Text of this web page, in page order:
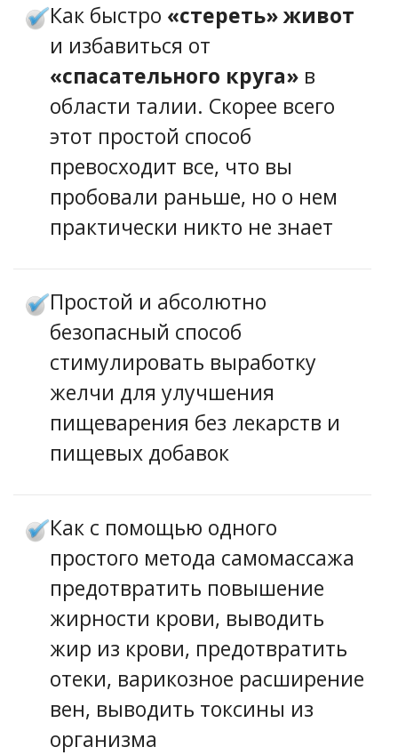
Как быстро «стереть» живот
и избавиться от
«спасательного круга» в
области талии. Скорее всего
этот простой способ
превосходит все, что вы
пробовали раньше, но о нем
практически никто не знает
Простой и абсолютно
безопасный способ
стимулировать выработку
желчи для улучшения
пищеварения без лекарств и
пищевых добавок
Как с помощью одного
простого метода самомассажа
предотвратить повышение
жирности крови, выводить
жир из крови, предотвратить
отеки, варикозное расширение
вен, выводить токсины из
организма